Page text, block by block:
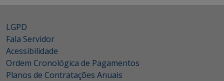
LGPD
Fala Servidor
Acessibilidade
Ordem Cronológica de Pagamentos
Planos de Contratações Anuais